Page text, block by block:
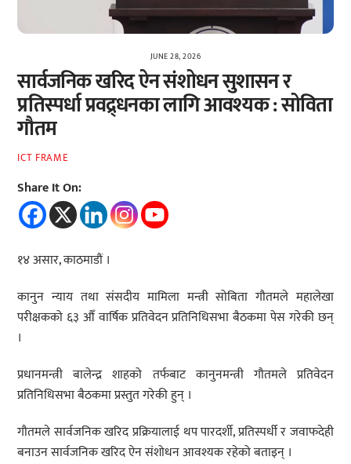
JUNE 28, 2026
सार्वजनिक खरिद ऐन संशोधन सुशासन र
प्रतिस्पर्धा प्रवद्र्धनका लागि आवश्यक : सोविता
गौतम
ICT FRAME
Share It On:
१४ असार, काठमाडौं ।
कानुन न्याय तथा संसदीय मामिला मन्त्री सोबिता गौतमले महालेखा
परीक्षकको ६३ औँ वार्षिक प्रतिवेदन प्रतिनिधिसभा बैठकमा पेस गरेकी छन्
।
प्रधानमन्त्री बालेन्द्र शाहको तर्फबाट कानुनमन्त्री गौतमले प्रतिवेदन
प्रतिनिधिसभा बैठकमा प्रस्तुत गरेकी हुन् ।
गौतमले सार्वजनिक खरिद प्रक्रियालाई थप पारदर्शी, प्रतिस्पर्धी र जवाफदेही
बनाउन सार्वजनिक खरिद ऐन संशोधन आवश्यक रहेको बताइन् ।